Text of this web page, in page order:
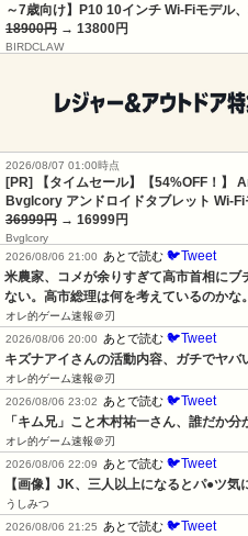
～7歳向け】P10 10インチ Wi-Fiモデル
18900円 → 13800円
BIRDCLAW
2026/08/07 01:00時点
[PR] 【タイムセール】【54%OFF！】
Bvglcory アンドロイドタブレット Wi-
36999円 → 16999円
Bvglcory
2026/08/06 21:00
あとで読む 🐦Tweet
米農家、コメが余りすぎて高市首相に
ない。高市総理は何を考えているのかな
オレ的ゲーム速報＠刃
2026/08/06 20:00
あとで読む 🐦Tweet
キズナアイさんの活動内容、ガチでヤバ
オレ的ゲーム速報＠刃
2026/08/06 23:02
あとで読む 🐦Tweet
「キム兄」こと木村祐一さん、誰だか
オレ的ゲーム速報＠刃
2026/08/06 22:09
あとで読む 🐦Tweet
【画像】JK、三人以上になるとパ●ツ
うしみつ
2026/08/06 21:25
あとで読む 🐦Tweet